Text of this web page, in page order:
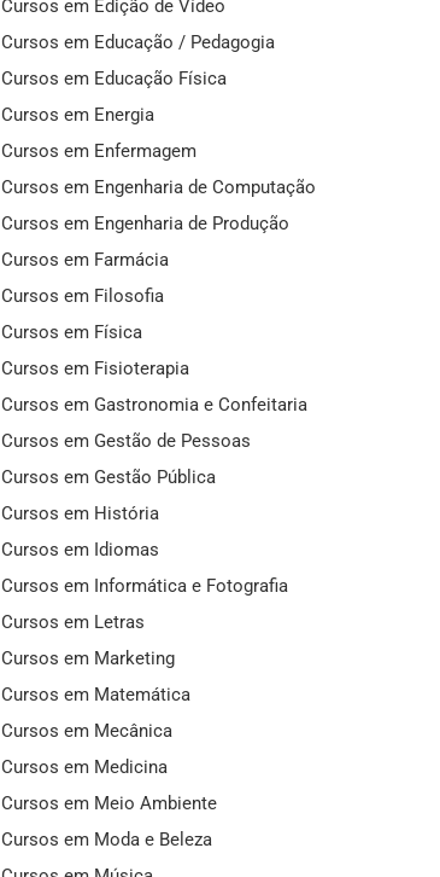
Cursos em Edição de Vídeo
Cursos em Educação / Pedagogia
Cursos em Educação Física
Cursos em Energia
Cursos em Enfermagem
Cursos em Engenharia de Computação
Cursos em Engenharia de Produção
Cursos em Farmácia
Cursos em Filosofia
Cursos em Física
Cursos em Fisioterapia
Cursos em Gastronomia e Confeitaria
Cursos em Gestão de Pessoas
Cursos em Gestão Pública
Cursos em História
Cursos em Idiomas
Cursos em Informática e Fotografia
Cursos em Letras
Cursos em Marketing
Cursos em Matemática
Cursos em Mecânica
Cursos em Medicina
Cursos em Meio Ambiente
Cursos em Moda e Beleza